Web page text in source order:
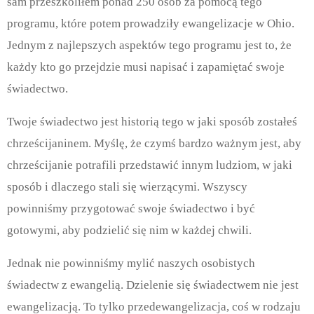
programu, które potem prowadziły ewangelizacje w Ohio.
Jednym z najlepszych aspektów tego programu jest to, że
każdy kto go przejdzie musi napisać i zapamiętać swoje
świadectwo.
Twoje świadectwo jest historią tego w jaki sposób zostałeś
chrześcijaninem. Myślę, że czymś bardzo ważnym jest, aby
chrześcijanie potrafili przedstawić innym ludziom, w jaki
sposób i dlaczego stali się wierzącymi. Wszyscy
powinniśmy przygotować swoje świadectwo i być
gotowymi, aby podzielić się nim w każdej chwili.
Jednak nie powinniśmy mylić naszych osobistych
świadectw z ewangelią. Dzielenie się świadectwem nie jest
ewangelizacją. To tylko przedewangelizacja, coś w rodzaju